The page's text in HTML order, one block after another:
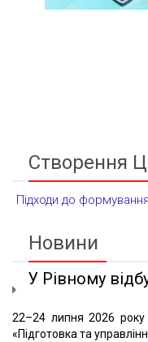
Створення
Підходи до
Новини
У Рівному
22–24 липня 2026 року
«Підготовка та